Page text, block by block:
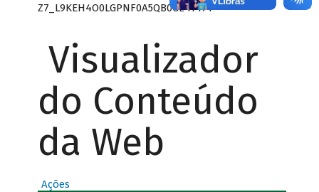
Z7_L9KEH4O0LGPNF0A5QB0GE41471
Visualizador
do Conteúdo
da Web
Ações